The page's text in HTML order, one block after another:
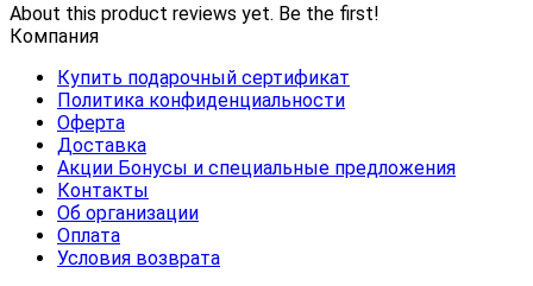
About this product reviews yet. Be the first!
Компания
Купить подарочный сертификат
Политика конфиденциальности
Оферта
Доставка
Акции Бонусы и специальные предложения
Контакты
Об организации
Оплата
Условия возврата